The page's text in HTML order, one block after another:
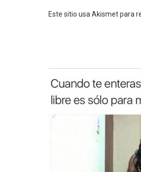
Este sitio usa Akismet para